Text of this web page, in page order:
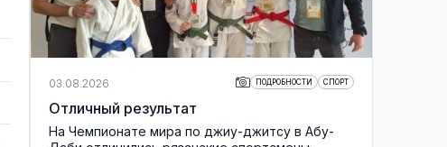
03.08.2026 ПОДРОБНОСТИ СПОРТ
Отличный результат
На Чемпионате мира по джиу-джитсу в Абу-